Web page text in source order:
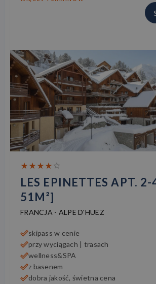
LES EPINETTES APT.
51M²]
FRANCJA - ALPE D'HUEZ
skipass w cenie
przy wyciągach | trasach
wellness&SPA
z basenem
dobra jakość, świetna cena